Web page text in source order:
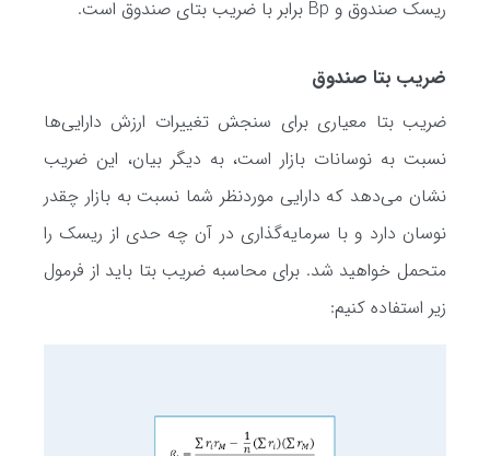
ریسک صندوق و Bp برابر با ضریب بتای صندوق است.
ضریب بتا صندوق
ضریب بتا معیاری برای سنجش تغییرات ارزش دارایی‌ها
نسبت به نوسانات بازار است، به دیگر بیان، این ضریب
نشان می‌دهد که دارایی موردنظر شما نسبت به بازار چقدر
نوسان دارد و با سرمایه‌گذاری در آن چه حدی از ریسک را
متحمل خواهید شد. برای محاسبه ضریب بتا باید از فرمول
زیر استفاده کنیم: